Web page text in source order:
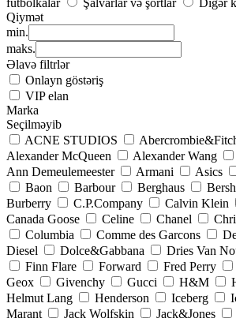
futbolkalar
Şalvarlar və şortlar
Digər
Qiymət
min.
maks.
Əlavə filtrlər
Onlayn göstəriş
VIP elan
Marka
Seçilməyib
ACNE STUDIOS
Alexander McQueen
Alexander Wang
Ann Demeulemeester
Armani Asics
Baon
Barbour Berghaus
Burberry
C.P.Company Calvin Klein
Canada Goose
Celine Chanel
Columbia
Comme des Garcons
Diesel
Dolce&Gabbana Dries Van
Finn Flare
Forward Fred Perry
Geox
Givenchy Gucci H&M
Helmut Lang
Henderson Iceberg
Marant
Jack Wolfskin Jack&Jones